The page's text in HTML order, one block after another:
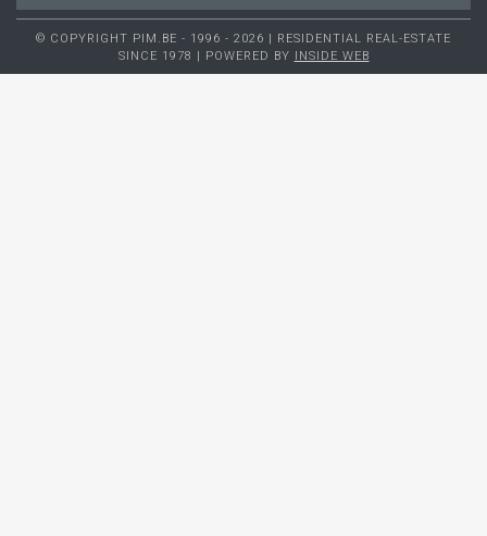
© COPYRIGHT PIM.BE - 1996 - 2026 | RESIDENTIAL REAL-ESTATE
SINCE 1978 | POWERED BY INSIDE WEB